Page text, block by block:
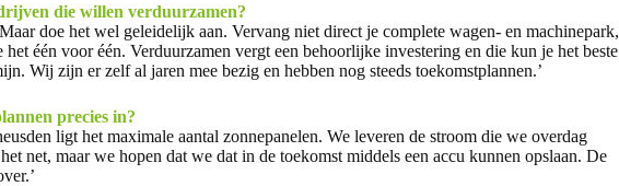
die willen verduurzamen?
doe het wel geleidelijk aan. Vervang niet direct je complete wagen- en machinepark,
het één voor één. Verduurzamen vergt een behoorlijke investering en die kun je het beste
Wij zijn er zelf al jaren mee bezig en hebben nog steeds toekomstplannen.’
precies in?
ligt het maximale aantal zonnepanelen. We leveren de stroom die we overdag
net, maar we hopen dat we dat in de toekomst middels een accu kunnen opslaan. De